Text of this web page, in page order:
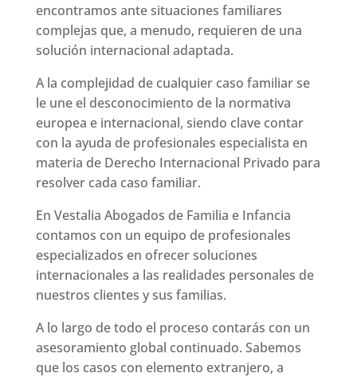
encontramos ante situaciones familiares
complejas que, a menudo, requieren de una
solución internacional adaptada.
A la complejidad de cualquier caso familiar se
le une el desconocimiento de la normativa
europea e internacional, siendo clave contar
con la ayuda de profesionales especialista en
materia de Derecho Internacional Privado para
resolver cada caso familiar.
En Vestalia Abogados de Familia e Infancia
contamos con un equipo de profesionales
especializados en ofrecer soluciones
internacionales a las realidades personales de
nuestros clientes y sus familias.
A lo largo de todo el proceso contarás con un
asesoramiento global continuado. Sabemos
que los casos con elemento extranjero, a